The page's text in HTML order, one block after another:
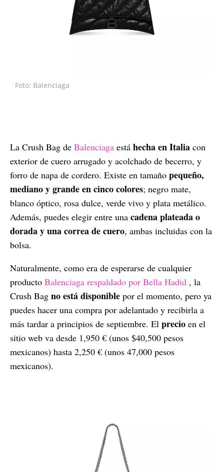
Foto: Balenciaga
La Crush Bag de Balenciaga está hecha en Italia con
exterior de cuero arrugado y acolchado de becerro, y
forro de napa de cordero. Existe en tamaño pequeño,
mediano y grandeen cinco colores; negro mate,
blanco óptico, rosa dulce, verde vivo y plata metálico.
Además, puedes elegir entre una cadena plateada o
dorada y una correa de cuero, ambas incluidas con la
bolsa.
Naturalmente, como era de esperarse de cualquier
producto Balenciaga respaldado por Bella Hadid , la
Crush Bag no está disponible por el momento, pero ya
puedes hacer una compra por adelantado y recibirla a
más tardar a principios de septiembre. El precio en el
sitio web va desde 1,950 € (unos $40,500 pesos
mexicanos) hasta 2,250 € (unos 47,000 pesos
mexicanos).